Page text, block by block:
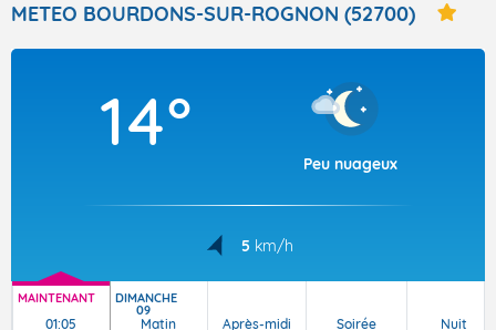
Articles
METEO BOURDONS-SUR-ROGNON (52700)
14°
Peu nuageux
5 km/h
MAINTENANT
01:05
DIMANCHE
09
Matin Après-midi Soirée Nuit